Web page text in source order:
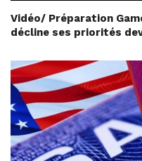
Vidéo/ Préparation
décline ses priorités